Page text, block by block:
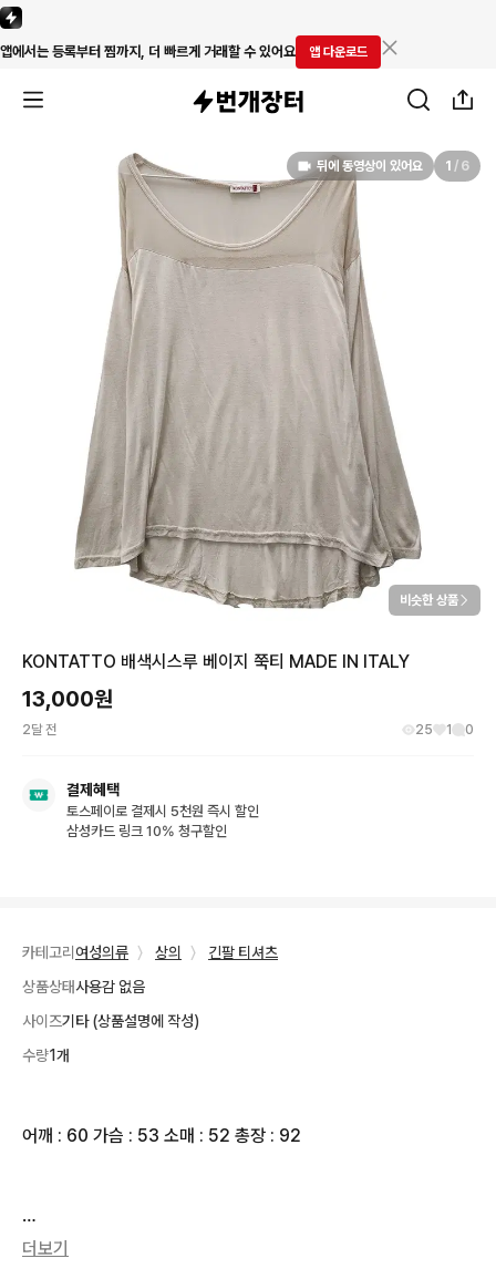
앱에서는 등록부터 찜까지, 더 빠르게 거래할 수 있어요 앱 다운로드
뒤에 동영상이 있어요 1 / 6
비슷한 상품
KONTATTO 배색시스루 베이지 쭉티 MADE IN ITALY
13,000원
2달 전 25 1 0
결제혜택
토스페이로 결제시 5천원 즉시 할인
삼성카드 링크 10% 청구할인
카테고리 여성의류 〉 상의 〉
긴팔 티셔츠
상품상태사용감 없음
사이즈기타 (상품설명에 작성)
수량1개
어깨 : 60 가슴 : 53 소매 : 52 총장 : 92
빈티지 특성상 미세한 오염이 있을 수 있으며,
더보기